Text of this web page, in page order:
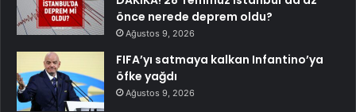
önce nerede deprem oldu?
Ağustos 9, 2026
FIFA’yı satmaya kalkan Infantino’ya
öfke yağdı
Ağustos 9, 2026